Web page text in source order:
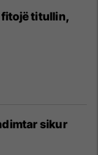
fitojë titullin,
sikur